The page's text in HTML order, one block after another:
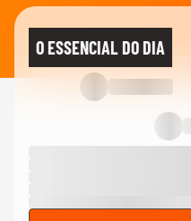
O ESSENCIAL DO DIA